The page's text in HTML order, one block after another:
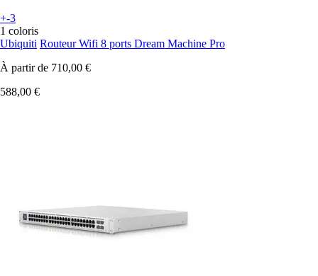
+-3
1 coloris
Ubiquiti Routeur Wifi 8 ports Dream Machine Pro
À partir de 710,00 €
588,00 €